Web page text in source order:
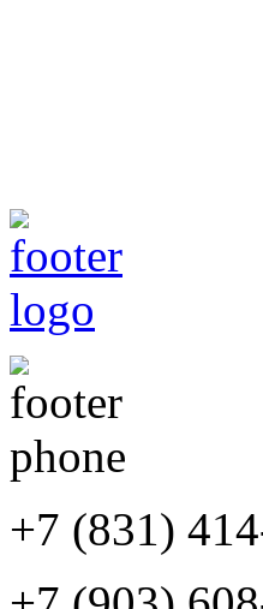
+7 (831)